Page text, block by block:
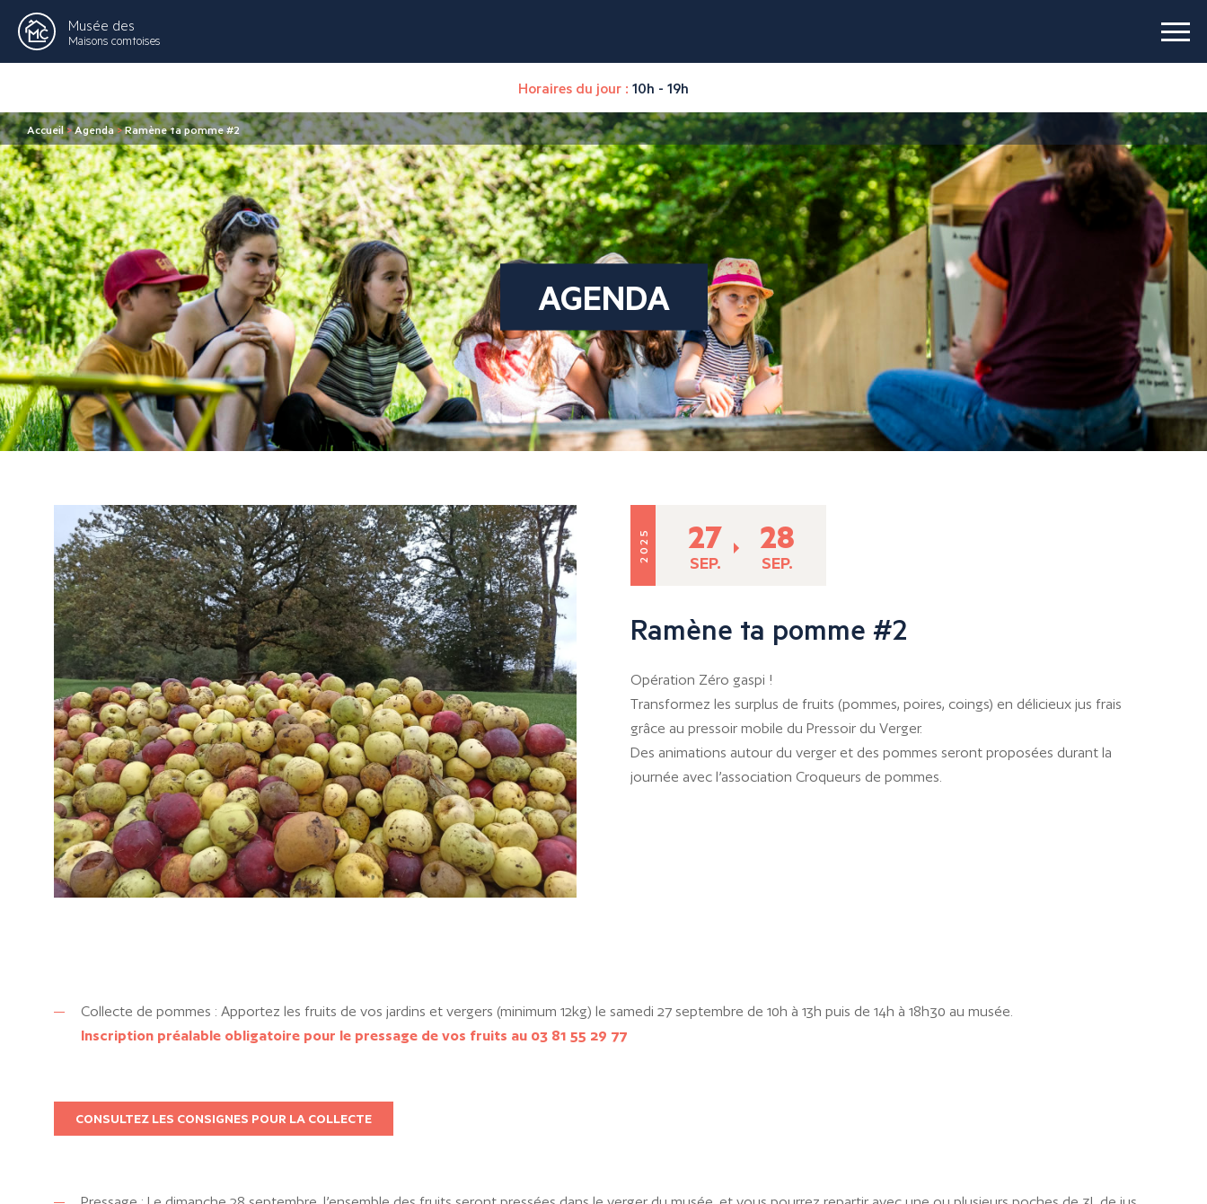
Musée des
Maisons comtoises
Horaires du jour : 10h - 19h
Accueil>Agenda>Ramène ta pomme #2
AGENDA
2025 27
SEP.
28
SEP.
Ramène ta pomme #2
Opération Zéro gaspi !
Transformez les surplus de fruits (pommes, poires, coings) en délicieux jus frais
grâce au pressoir mobile du Pressoir du Verger.
Des animations autour du verger et des pommes seront proposées durant la
journée avec l’association Croqueurs de pommes.
Collecte de pommes : Apportez les fruits de vos jardins et vergers (minimum 12kg) le samedi 27 septembre de 10h à 13h puis de 14h à 18h30 au musée.
Inscription préalable obligatoire pour le pressage de vos fruits au 03 81 55 29 77
CONSULTEZ LES CONSIGNES POUR LA COLLECTE